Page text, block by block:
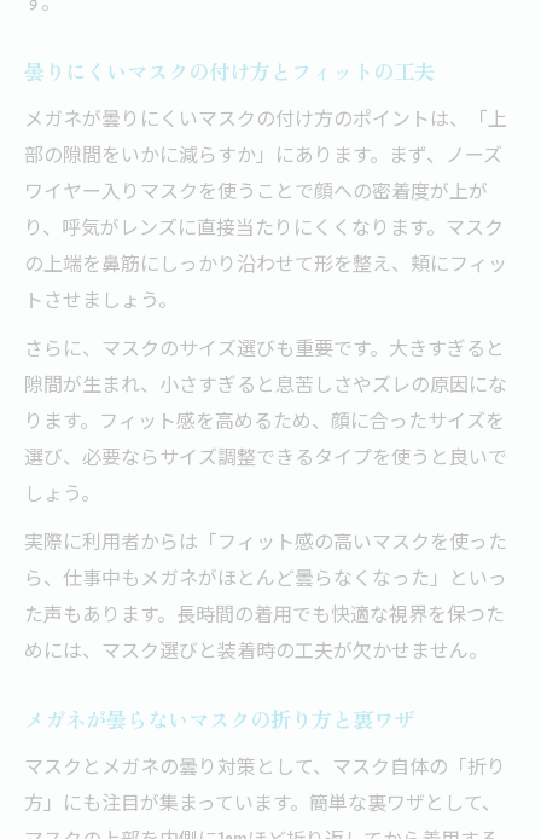
曇りにくいマスクの付け方とフィットの工夫
メガネが曇りにくいマスクの付け方のポイントは、「上
部の隙間をいかに減らすか」にあります。まず、ノーズ
ワイヤー入りマスクを使うことで顔への密着度が上が
り、呼気がレンズに直接当たりにくくなります。マスク
の上端を鼻筋にしっかり沿わせて形を整え、頬にフィッ
トさせましょう。
さらに、マスクのサイズ選びも重要です。大きすぎると
隙間が生まれ、小さすぎると息苦しさやズレの原因にな
ります。フィット感を高めるため、顔に合ったサイズを
選び、必要ならサイズ調整できるタイプを使うと良いで
しょう。
実際に利用者からは「フィット感の高いマスクを使った
ら、仕事中もメガネがほとんど曇らなくなった」といっ
た声もあります。長時間の着用でも快適な視界を保つた
めには、マスク選びと装着時の工夫が欠かせません。
メガネが曇らないマスクの折り方と裏ワザ
マスクとメガネの曇り対策として、マスク自体の「折り
方」にも注目が集まっています。簡単な裏ワザとして、